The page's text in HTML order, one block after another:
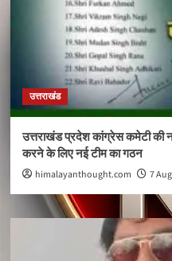
उत्तराखंड
उत्तराखंड प्रदेश कांग्रेस कमेटी की
करने के लिए नई टीम का गठन
himalayanthought.com 7